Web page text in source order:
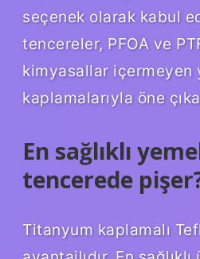
seçenek olarak kabul
tencereler, PFOA ve
kimyasallar içermeyen
kaplamalarıyla öne
En sağlıklı
tencerede
Titanyum kaplamalı